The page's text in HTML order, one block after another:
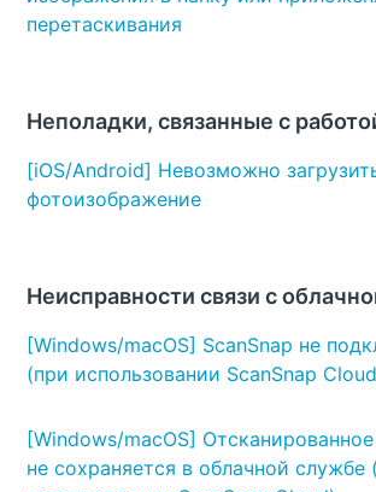
перетаскивания
Неполадки, связанные с
[iOS/Android] Невозможно
фотоизображение
Неисправности связи с
[Windows/macOS] ScanSnap не
(при использовании ScanSnap
[Windows/macOS]
не сохраняется в облачной службе